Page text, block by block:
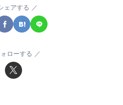
ェアする
ローする